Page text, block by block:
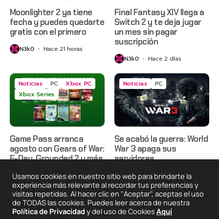
Moonlighter 2 ya tiene
fecha y puedes quedarte
gratis con el primero
N3k0 Hace 21 horas
Final Fantasy XIV llega a
Switch 2 y te deja jugar
un mes sin pagar
suscripción
N3k0 Hace 2 días
Noticias PC
Xbox PC
Xbox Series
Game Pass arranca
agosto con Gears of War:
E-Day, Grounded 2 y más
N3k0 Hace 2 días
Noticias PC
Se acabó la guerra: World
War 3 apaga sus
servidores
N3k0 Hace 3 días
2025 © Degeneraciónx.com | Anime, Games & Nothing
Usamos cookies en nuestro sitio web para brindarte la
experiencia más relevante al recordar tus preferencias y
visitas repetidas. Al hacer clic en "Aceptar", aceptas el uso
de TODAS las cookies. Puedes leer acerca de nuestra
Política de Privacidad y del uso de Cookies Aquí